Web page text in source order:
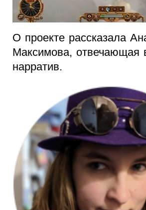
О проекте рассказала
Максимова, отвечающая
нарратив.